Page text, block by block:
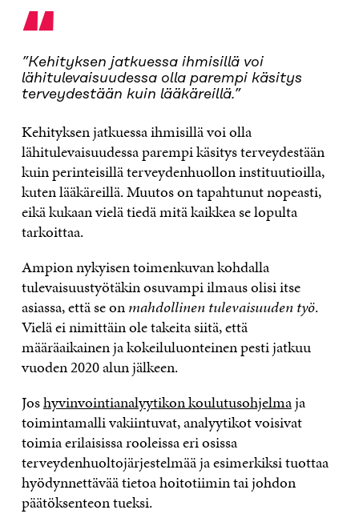
“
”Kehityksen jatkuessa ihmisillä voi
lähitulevaisuudessa olla parempi käsitys
terveydestään kuin lääkäreillä.”
Kehityksen jatkuessa ihmisillä voi olla
lähitulevaisuudessa parempi käsitys terveydestään
kuin perinteisillä terveydenhuollon instituutioilla,
kuten lääkäreillä. Muutos on tapahtunut nopeasti,
eikä kukaan vielä tiedä mitä kaikkea se lopulta
tarkoittaa.
Ampion nykyisen toimenkuvan kohdalla
tulevaisuustyötäkin osuvampi ilmaus olisi itse
asiassa, että se onmahdollinentulevaisuuden työ.
Vielä ei nimittäin ole takeita siitä, että
määräaikainen ja kokeiluluonteinen pesti jatkuu
vuoden 2020 alun jälkeen.
Joshyvinvointianalyytikon koulutusohjelmaja
toimintamalli vakiintuvat, analyytikot voisivat
toimia erilaisissa rooleissa eri osissa
terveydenhuoltojärjestelmää ja esimerkiksi tuottaa
hyödynnettävää tietoa hoitotiimin tai johdon
päätöksenteon tueksi.